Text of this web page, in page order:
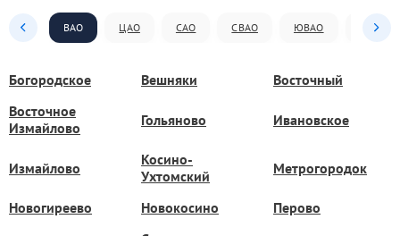
ВАО ЦАО САО СВАО ЮВАО ЮАО
Богородское Вешняки
Восточный
Восточное
Измайлово
Гольяново Ивановское
Измайлово
Косино-
Ухтомский
Метрогородок
Новогиреево Новокосино Перово